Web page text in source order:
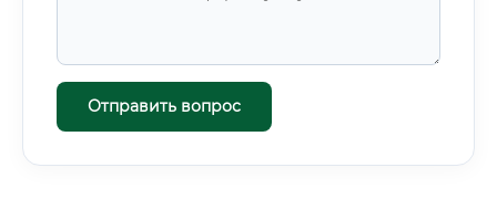
Отправить вопрос